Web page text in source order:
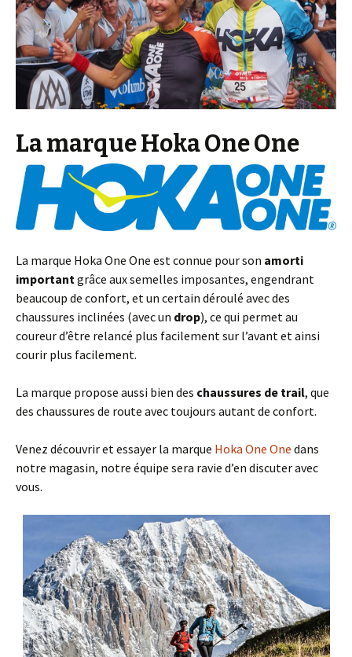
La marque Hoka One One
La marque Hoka One One est connue pour son amorti
importantgrâce aux semelles imposantes, engendrant
beaucoup de confort, et un certain déroulé avec des
chaussures inclinées (avec un drop), ce qui permet au
coureur d’être relancé plus facilement sur l’avant et ainsi
courir plus facilement.
La marque propose aussi bien des chaussures de trail, que
des chaussures de route avec toujours autant de confort.
Venez découvrir et essayer la marque Hoka One One dans
notre magasin, notre équipe sera ravie d’en discuter avec
vous.